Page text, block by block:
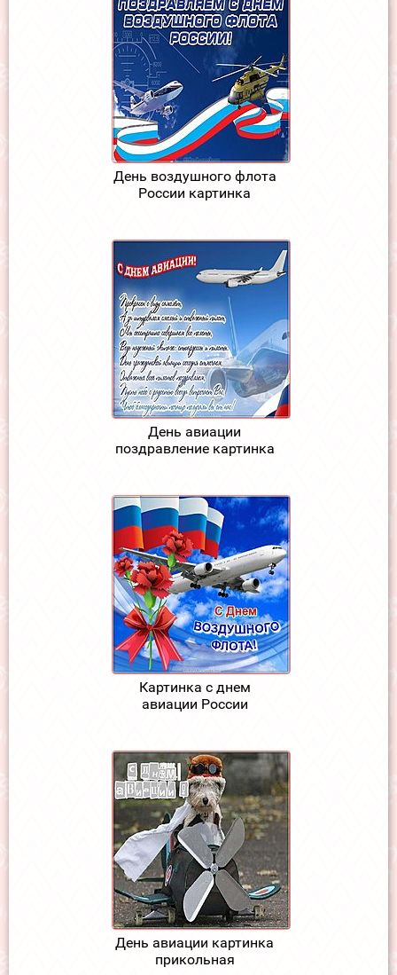
День воздушного флота
России картинка
День авиации
поздравление картинка
Картинка с днем
авиации России
День авиации картинка
прикольная